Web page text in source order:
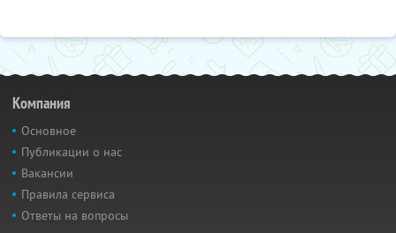
Компания
Основное
Публикации о нас
Вакансии
Правила сервиса
Ответы на вопросы